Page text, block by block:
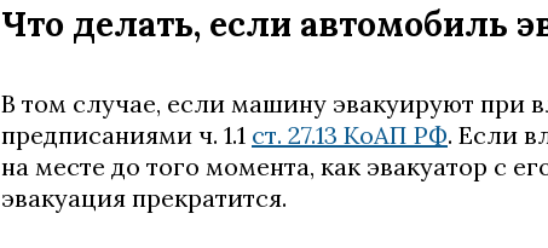
Что делать, если автомобиль
В том случае, если машину эвакуируют при
предписаниями ч. 1.1 ст. 27.13 КоАП РФ. Если
на месте до того момента, как эвакуатор с
эвакуация прекратится.